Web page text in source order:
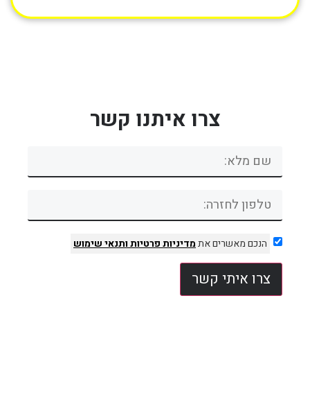
צרו איתנו קשר
הנכם מאשרים אתמדיניות פרטיותותנאי שימוש
צרו איתי קשר